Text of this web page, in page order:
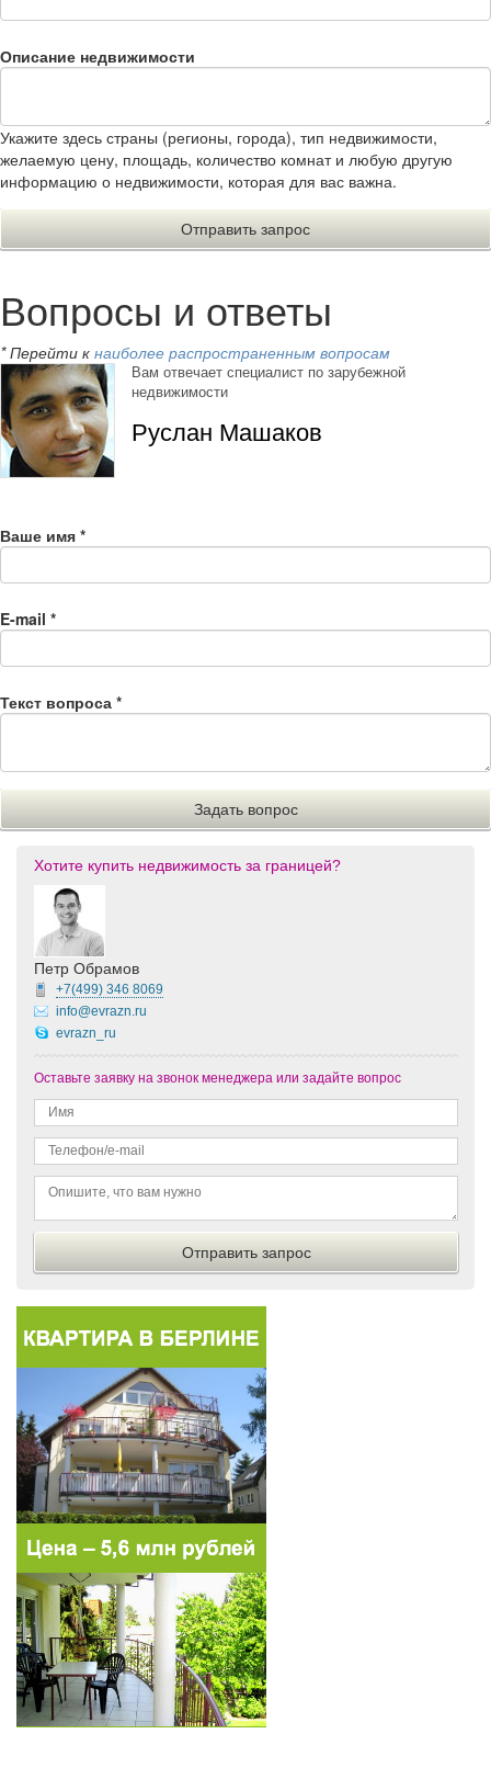
Описание недвижимости
Укажите здесь страны (регионы, города), тип недвижимости,
желаемую цену, площадь, количество комнат и любую другую
информацию о недвижимости, которая для вас важна.
Вопросы и ответы
* Перейти к наиболее распространенным вопросам
Вам отвечает специалист по зарубежной
недвижимости
Руслан Машаков
Ваше имя *
E-mail *
Текст вопроса *
Хотите купить недвижимость за границей?
Петр Обрамов
+7(499) 346 8069
info@evrazn.ru
evrazn_ru
Оставьте заявку на звонок менеджера или задайте вопрос